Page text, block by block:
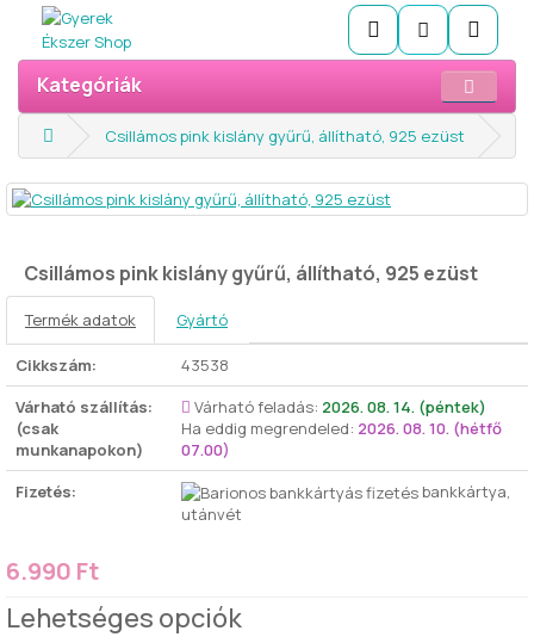
Kategóriák
Csillámos pink kislány gyűrű, állítható, 925 ezüst
Csillámos pink kislány gyűrű, állítható, 925 ezüst
Termék adatok Gyártó
Cikkszám:
43538
Várható szállítás:
(csak
munkanapokon)
Várható feladás: 2026. 08. 14. (péntek)
Ha eddig megrendeled: 2026. 08. 10. (hétfő
07.00)
Fizetés:
bankkártya,
utánvét
6.990 Ft
Lehetséges opciók